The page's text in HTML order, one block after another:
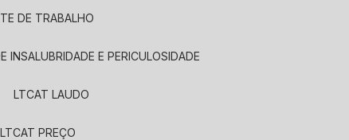
DE TRABALHO
INSALUBRIDADE E PERICULOSIDADE
LTCAT LAUDO
LTCAT PREÇO